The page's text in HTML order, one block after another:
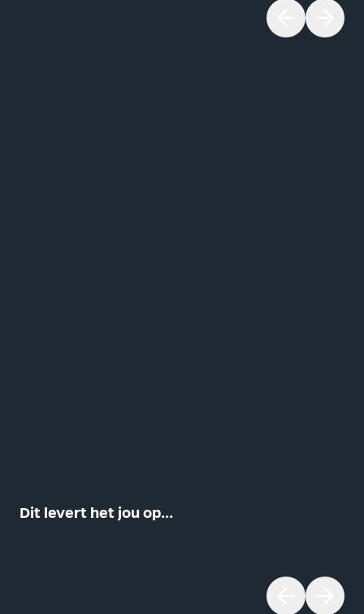
Dit levert het jou op...